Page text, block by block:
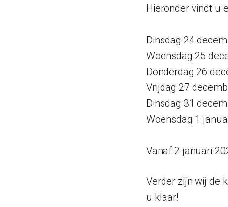
Hieronder vindt u
Dinsdag 24
Woensdag 25
Donderdag 26
Vrijdag 27
Dinsdag 31
Woensdag 1
Vanaf 2 januari
Verder zijn wij de
u klaar!